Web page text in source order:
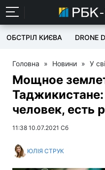
ОБСТРІЛ КИЄВА DRONE
Головна » Новини » У
Мощное
человек, есть
11:38 10.07.2021 Сб
ЮЛІЯ СТРУК